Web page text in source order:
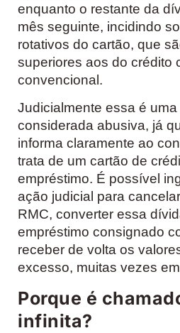
enquanto o restante da
mês seguinte, incidindo
rotativos do cartão, que
superiores aos do crédito
convencional.
Judicialmente essa é uma
considerada abusiva, já
informa claramente ao
trata de um cartão de
empréstimo. É possível
ação judicial para
RMC, converter essa
empréstimo consignado
receber de volta os
excesso, muitas vezes
Porque é
infinita?